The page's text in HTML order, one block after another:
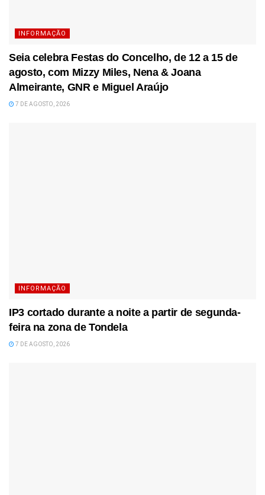
INFORMAÇÃO
Seia celebra Festas do Concelho, de 12 a 15 de
agosto, com Mizzy Miles, Nena & Joana
Almeirante, GNR e Miguel Araújo
7 DE AGOSTO, 2026
INFORMAÇÃO
IP3 cortado durante a noite a partir de segunda-
feira na zona de Tondela
7 DE AGOSTO, 2026